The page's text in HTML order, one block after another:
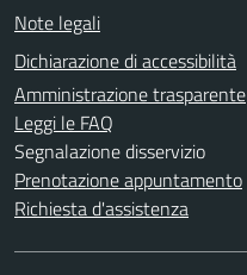
Note legali
Dichiarazione di accessibilità
Amministrazione trasparente
Leggi le FAQ
Segnalazione disservizio
Prenotazione appuntamento
Richiesta d'assistenza